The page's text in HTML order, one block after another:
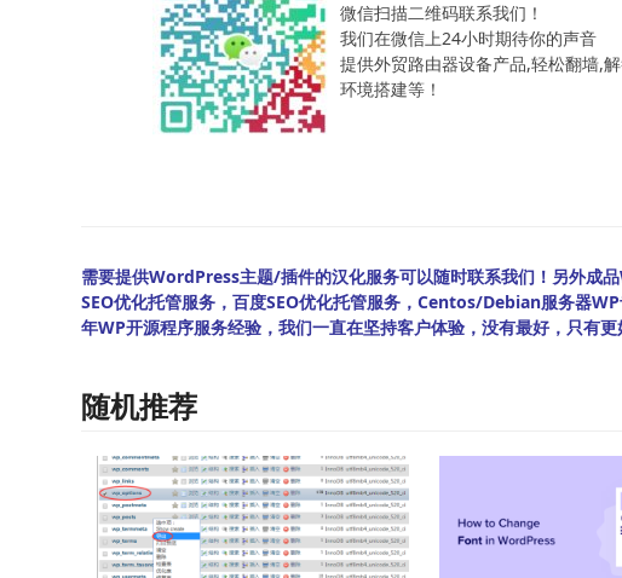
微信扫描二维码联系我们！
我们在微信上24小时期待你的声音
提供外贸路由器设备产品,轻松翻墙,
环境搭建等！
需要提供WordPress主题/插件的汉化服务可以随时联系我们！另外
SEO优化托管服务，百度SEO优化托管服务，Centos/Debian服务器
年WP开源程序服务经验，我们一直在坚持客户体验，没有最好，只有更
随机推荐